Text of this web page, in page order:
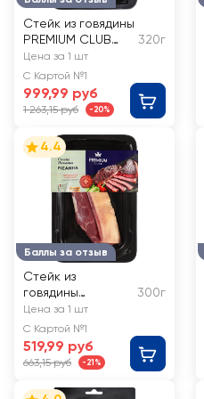
Стейк из говядины
PREMIUM CLUB
Рибай Choice
320г
Цена за 1 шт
С Картой №1
999,99 руб
1 263,15 руб -20%
Баллы за отзыв
4.4
Стейк из
говядины
PREMIUM CLUB
Пиканья
300г
Цена за 1 шт
С Картой №1
519,99 руб
663,15 руб -21%